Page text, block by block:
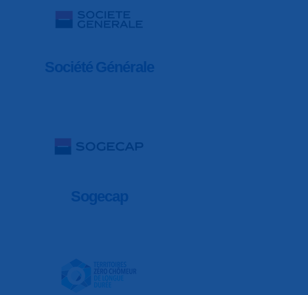
Société Générale
Sogecap